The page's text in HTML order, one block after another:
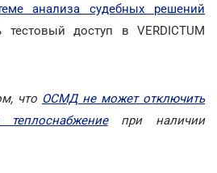
анализа судебных решений
тестовый доступ в VERDICTUM
что ОСМД не может отключить
при наличии